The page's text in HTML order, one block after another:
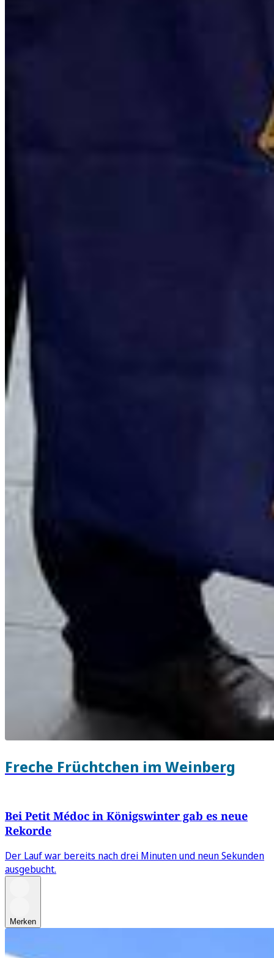
Freche Früchtchen im Weinberg
Bei Petit Médoc in Königswinter gab es neue
Rekorde
Der Lauf war bereits nach drei Minuten und neun Sekunden
ausgebucht.
Merken